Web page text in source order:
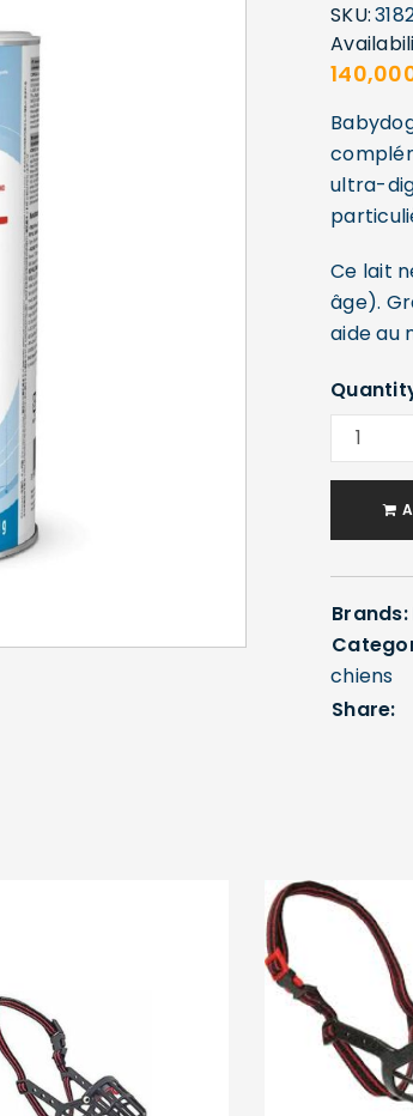
Se souvenir de
MOT DE PASSE PERDU ?
SKU:
ultra-
Ce lait
âge).
aide au
Brands:
chiens
Share: